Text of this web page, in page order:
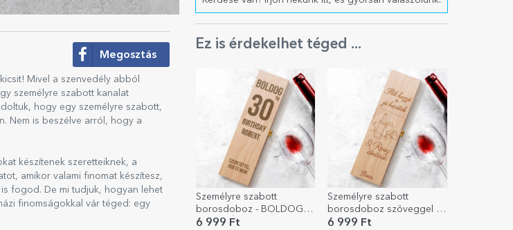
Ez is érdekelhet téged ...
Személyre szabott
borosdoboz - BOLDOG
SZÜLETÉSNAPOT
6 999 Ft
Személyre szabott
borosdoboz szöveggel -
Jó barátok
6 999 Ft
Megosztás
Mivel a szenvedély abból
személyre szabott kanalat
hogy egy személyre szabott,
Nem is beszélve arról, hogy a
készítenek szeretteiknek, a
amikor valami finomat készítesz,
fogod. De mi tudjuk, hogyan lehet
finomságokkal vár téged: egy